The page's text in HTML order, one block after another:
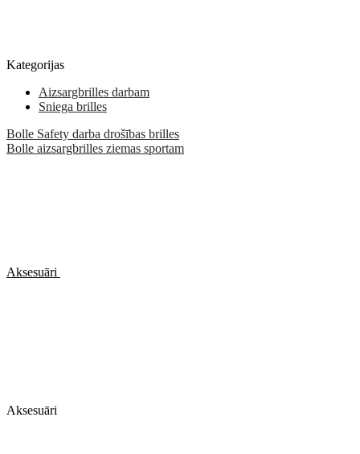
Kategorijas
Aizsargbrilles darbam
Sniega brilles
Bolle Safety darba drošības brilles
Bolle aizsargbrilles ziemas sportam
Aksesuāri
Aksesuāri